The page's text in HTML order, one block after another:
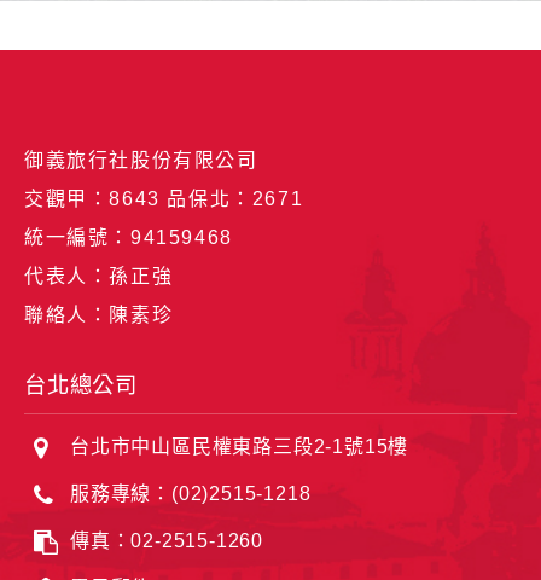
御義旅行社股份有限公司
交觀甲：8643 品保北：2671
統一編號：94159468
代表人：孫正強
聯絡人：陳素珍
台北總公司
台北市中山區民權東路三段2-1號15樓
服務專線：(02)2515-1218
傳真：02-2515-1260